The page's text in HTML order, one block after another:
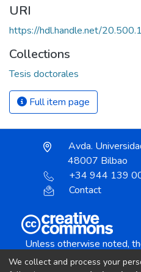
URI
https://hdl.handle.net/
Collections
Tesis doctorales
Full item page
Avda.
48007 Bilbao
+34 944 139
Contact
Unless otherwise noted,
We collect and process your